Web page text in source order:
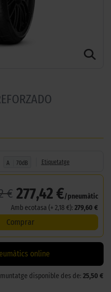
A 70dB Etiquetatge
€ 277,42 €/pneumàtic
Amb ecotasa (+ 2,18 €): 279,60 €
Comprar
online
disponible des de: 25,50 €